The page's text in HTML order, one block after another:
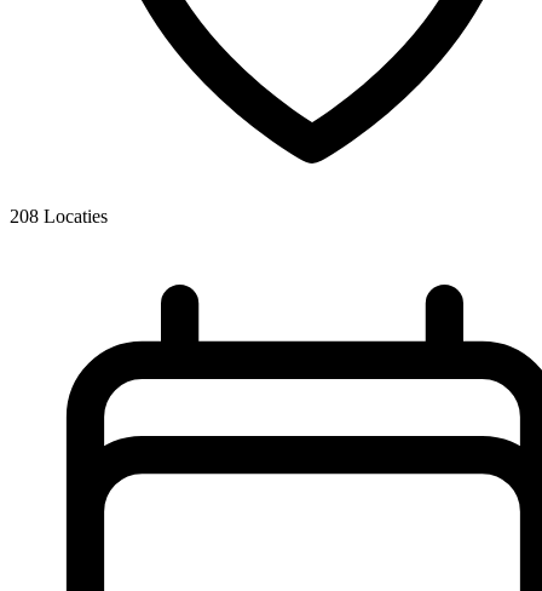
208 Locaties